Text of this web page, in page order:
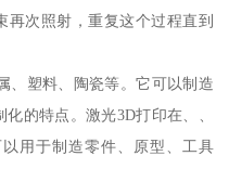
次照射，重复这个过程直到
、塑料、陶瓷等。它可以制造
的特点。激光3D打印在、、
用于制造零件、原型、工具